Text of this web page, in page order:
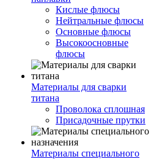
Кислые флюсы
Нейтральные флюсы
Основные флюсы
Высокоосновные
флюсы
Материалы для сварки
титана
Проволока сплошная
Присадочные прутки
Материалы специального